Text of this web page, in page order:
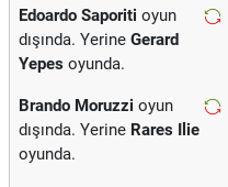
Edoardo Saporiti oyun
dışında. Yerine Gerard
Yepes oyunda.
Brando Moruzzi oyun
dışında. Yerine Rares Ilie
oyunda.